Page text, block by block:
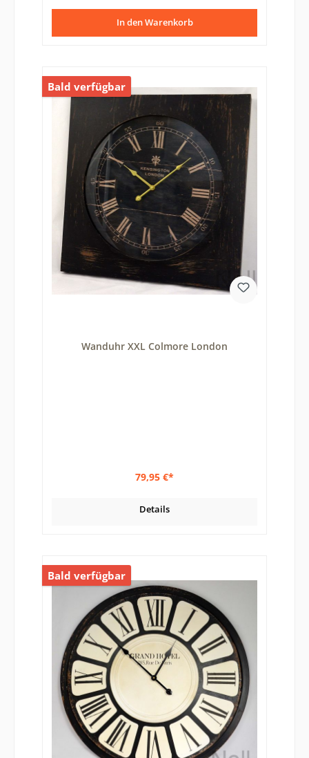
In den Warenkorb
Bald verfügbar
Wanduhr XXL Colmore London
79,95 €*
Details
Bald verfügbar